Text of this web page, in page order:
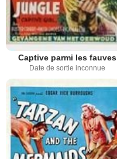
Captive parmi les fauves
Date de sortie inconnue